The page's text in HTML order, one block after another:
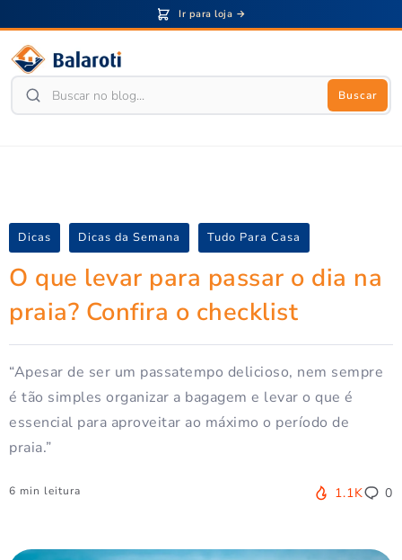
Ir para loja →
Buscar
Dicas Dicas da Semana Tudo Para Casa
O que levar para passar o dia na
praia? Confira o checklist
“Apesar de ser um passatempo delicioso, nem sempre
é tão simples organizar a bagagem e levar o que é
essencial para aproveitar ao máximo o período de
praia.”
6 min leitura 1.1K 0